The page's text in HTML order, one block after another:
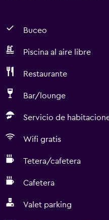
Buceo
Piscina al aire libre
Restaurante
Bar/lounge
Servicio de
Wifi gratis
Tetera/cafetera
Cafetera
Valet parking